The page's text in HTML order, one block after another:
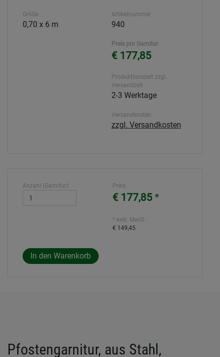
Größe
0,70 x 6 m
Artikelnummer
940
Preis pro Garnitur
€ 177,85
Produktionszeit zzgl.
Versandzeit
2-3 Werktage
Versandkosten
zzgl. Versandkosten
Anzahl (Garnitur): Preis
€ 177,85 *
* exkl. MwSt.:
€ 149,45
Pfostengarnitur, aus Stahl,